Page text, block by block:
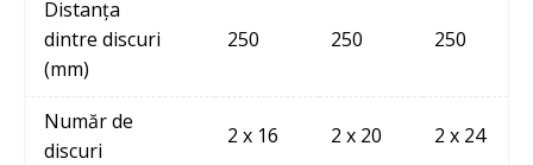
Distanța
dintre discuri
(mm)
250 250 250
Număr de
discuri
2 x 16 2 x 20 2 x 24